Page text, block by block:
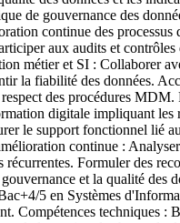
de gouvernance des
continue des processus
aux audits et contrôles
métier et SI : Collaborer
la fiabilité des données.
des procédures MDM.
digitale impliquant les
le support fonctionnel lié
continue : Analyser
récurrentes. Formuler des
et la qualité des
5 en Systèmes
Compétences techniques :